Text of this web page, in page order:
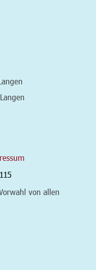
von allen